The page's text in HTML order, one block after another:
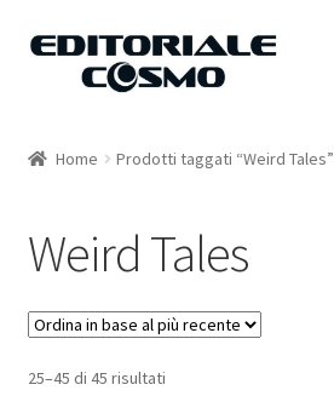
Vai
Vai
Carrello
Il mio account
Home Prodotti taggati “Weird Tales”
Weird Tales
25–45 di 45 risultati